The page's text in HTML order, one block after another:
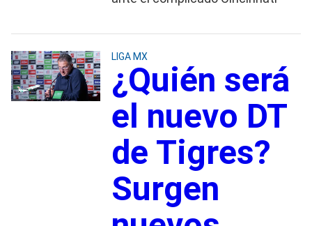
LIGA MX
¿Quién será
el nuevo DT
de Tigres?
Surgen